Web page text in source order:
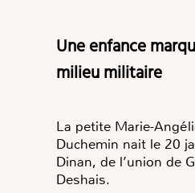
Une enfance marquée par le
milieu militaire
La petite Marie-
Duchemin nait le 20
Dinan, de l’union de
Deshais.